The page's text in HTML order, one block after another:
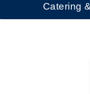
Catering